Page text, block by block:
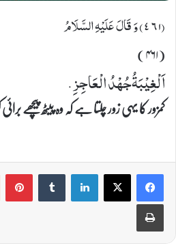
(٤٦۱) وَ قَالَ عَلَیْهِ السَّلَامُ
(۴۶۱)
اَلْغِیْبَةُجُهْدُ الْعَاجِزِ.
کمزور کا یہی زور چلتا ہے کہ وہ پیٹھ پیچھے